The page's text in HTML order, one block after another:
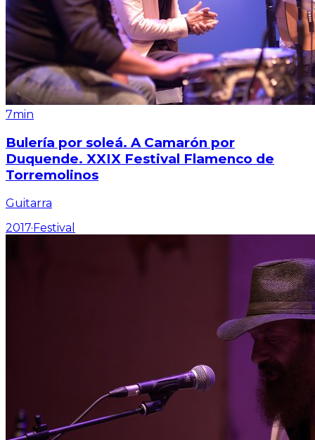
7min
Bulería por soleá. A Camarón por
Duquende. XXIX Festival Flamenco de
Torremolinos
Guitarra
2017·Festival